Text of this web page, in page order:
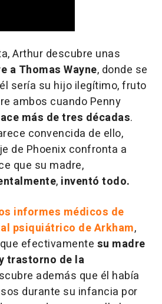
Arthur descubre unas
a Thomas Wayne, donde se
sería su hijo ilegítimo, fruto
ambos cuando Penny
más de tres décadas.
convencida de ello,
de Phoenix confronta a
que su madre,
, inventó todo.
informes médicos de
psiquiátrico de Arkham,
efectivamente su madre
trastorno de la
además que él había
durante su infancia por